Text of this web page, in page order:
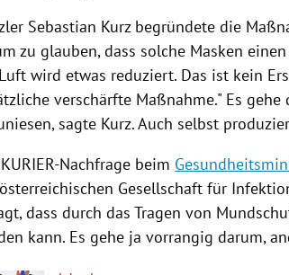
Sebastian Kurzbegründete die
zu glauben, dass solche Masken
wird etwas reduziert. Das ist kein
verschärfte Maßnahme." Es
sagte Kurz. Auch selbst
Nachfrage beim
Gesellschaft für
dass durch das Tragen von
kann. Es gehe ja vorrangig darum,